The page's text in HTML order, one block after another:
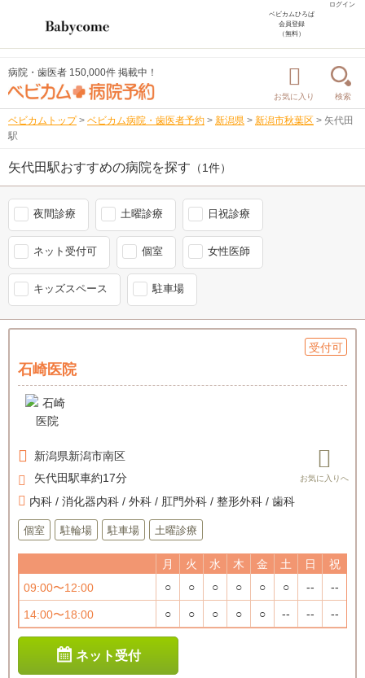
ログイン
ベビカムひろば
会員登録
（無料）
病院・歯医者 150,000件 掲載中！
お気に入り 検索
ベビカムトップ > ベビカム病院・歯医者予約 > 新潟県 > 新潟市秋葉区 > 矢代田
駅
矢代田駅おすすめの病院を探す （1件）
夜間診療 土曜診療 日祝診療
ネット受付可 個室 女性医師
キッズスペース 駐車場
受付可
石崎医院
新潟県新潟市南区
矢代田駅車約17分
内科 / 消化器内科 / 外科 / 肛門外科 / 整形外科 / 歯科
個室 駐輪場 駐車場 土曜診療
月 火 水 木 金 土 日
祝
09:00〜12:00
○ ○ ○ ○ ○ ○ -- --
14:00〜18:00 ○ ○ ○ ○ ○ -- -- --
ネット受付